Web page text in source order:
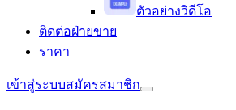
ตัวอย่างวิดีโอ
ติดต่อฝ่ายขาย
ราคา
เข้าสู่ระบบสมัครสมาชิก